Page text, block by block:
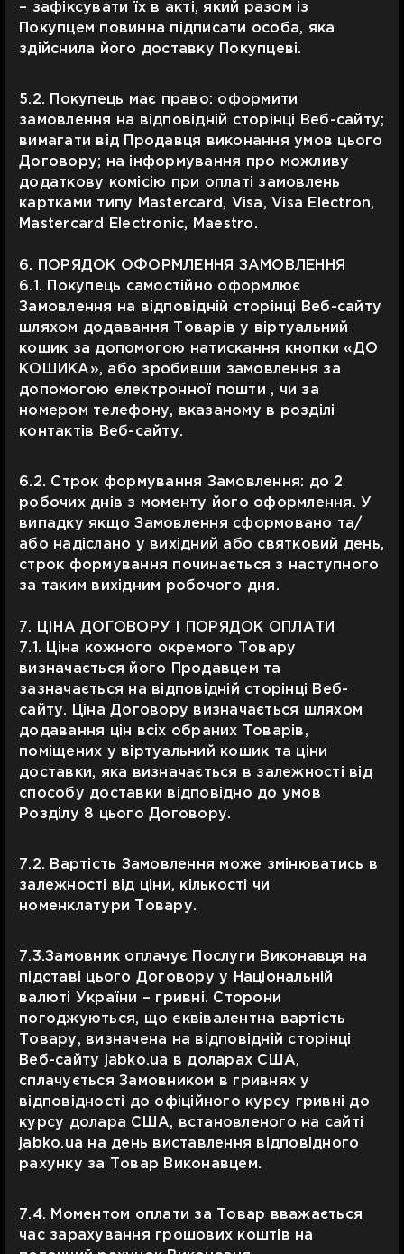
– зафіксувати їх в акті, який разом із
Покупцем повинна підписати особа, яка
здійснила його доставку Покупцеві.
5.2. Покупець має право: оформити
замовлення на відповідній сторінці Веб-сайту;
вимагати від Продавця виконання умов цього
Договору; на інформування про можливу
додаткову комісію при оплаті замовлень
картками типу Mastercard, Visa, Visa Electron,
Mastercard Electronic, Maestro.
6. ПОРЯДОК ОФОРМЛЕННЯ ЗАМОВЛЕННЯ
6.1. Покупець самостійно оформлює
Замовлення на відповідній сторінці Веб-сайту
шляхом додавання Товарів у віртуальний
кошик за допомогою натискання кнопки «ДО
КОШИКА», або зробивши замовлення за
допомогою електронної пошти , чи за
номером телефону, вказаному в розділі
контактів Веб-сайту.
6.2. Строк формування Замовлення: до 2
робочих днів з моменту його оформлення. У
випадку якщо Замовлення сформовано та/
або надіслано у вихідний або святковий день,
строк формування починається з наступного
за таким вихідним робочого дня.
7. ЦІНА ДОГОВОРУ І ПОРЯДОК ОПЛАТИ
7.1. Ціна кожного окремого Товару
визначається його Продавцем та
зазначається на відповідній сторінці Веб-
сайту. Ціна Договору визначається шляхом
додавання цін всіх обраних Товарів,
поміщених у віртуальний кошик та ціни
доставки, яка визначається в залежності від
способу доставки відповідно до умов
Розділу 8 цього Договору.
7.2. Вартість Замовлення може змінюватись в
залежності від ціни, кількості чи
номенклатури Товару.
7.3.Замовник оплачує Послуги Виконавця на
підставі цього Договору у Національній
валюті України – гривні. Сторони
погоджуються, що еквівалентна вартість
Товару, визначена на відповідній сторінці
Веб-сайту jabko.ua в доларах США,
сплачується Замовником в гривнях у
відповідності до офіційного курсу гривні до
курсу долара США, встановленого на сайті
jabko.ua на день виставлення відповідного
рахунку за Товар Виконавцем.
7.4. Моментом оплати за Товар вважається
час зарахування грошових коштів на